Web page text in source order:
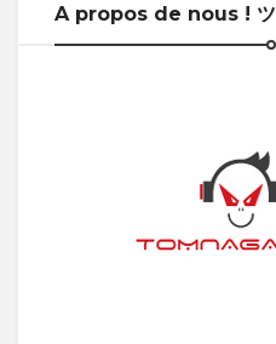
A propos de nous ! ツ